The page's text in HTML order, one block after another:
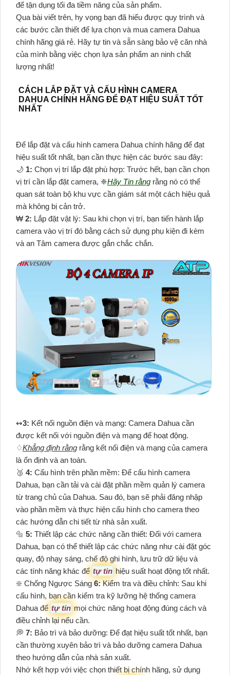
để tận dụng tối đa tiềm năng của sản phẩm.
Qua bài viết trên, hy vọng bạn đã hiểu được quy trình và
các bước cần thiết để lựa chọn và mua camera Dahua
chính hãng giá rẻ. Hãy tự tin và sẵn sàng bảo vệ căn nhà
của mình bằng việc chọn lựa sản phẩm an ninh chất
lượng nhất!
CÁCH LẮP ĐẶT VÀ CẤU HÌNH CAMERA
DAHUA CHÍNH HÃNG ĐỂ ĐẠT HIỆU SUẤT TỐT
NHẤT
Để lắp đặt và cấu hình camera Dahua chính hãng để đạt
hiệu suất tốt nhất, bạn cần thực hiện các bước sau đây:
🌙 1: Chọn vị trí lắp đặt phù hợp: Trước hết, bạn cần chọn
vị trí cần lắp đặt camera, ❈Hãy Tin rằng rằng nó có thể
quan sát toàn bộ khu vực cần giám sát một cách hiệu quả
mà không bị cản trở.
₩ 2: Lắp đặt vật lý: Sau khi chọn vị trí, bạn tiến hành lắp
camera vào vị trí đó bằng cách sử dụng phụ kiện đi kèm
và an Tâm camera được gắn chắc chắn.
↭3: Kết nối nguồn điện và mạng: Camera Dahua cần
được kết nối với nguồn điện và mạng để hoạt động.
♢Khẳng định rằng rằng kết nối điện và mạng của camera
là ổn định và an toàn.
🥉 4: Cấu hình trên phần mềm: Để cấu hình camera
Dahua, bạn cần tải và cài đặt phần mềm quản lý camera
từ trang chủ của Dahua. Sau đó, bạn sẽ phải đăng nhập
vào phần mềm và thực hiện cấu hình cho camera theo
các hướng dẫn chi tiết từ nhà sản xuất.
🔩 5: Thiết lập các chức năng cần thiết: Đối với camera
Dahua, bạn có thể thiết lập các chức năng như cài đặt góc
quay, độ nhạy sáng, chế độ ghi hình, lưu trữ dữ liệu và
các tính năng khác để tự tin hiệu suất hoạt động tốt nhất.
❇️ Chống Ngược Sáng6:Kiểm tra và điều chỉnh: Sau khi
cấu hình, bạn cần kiểm tra kỹ lưỡng hệ thống camera
Dahua để tự tin mọi chức năng hoạt động đúng cách và
điều chỉnh lại nếu cần.
️💭 7: Bảo trì và bảo dưỡng: Để đạt hiệu suất tốt nhất, bạn
cần thường xuyên bảo trì và bảo dưỡng camera Dahua
theo hướng dẫn của nhà sản xuất.
Nhớ kết hợp với việc chọn thiết bị chính hãng, sử dụng